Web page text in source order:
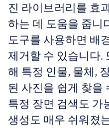
진 라이브러리를 효
하는 데 도움을 줍니
도구를 사용하면 배
제거할 수 있습니다.
해 특정 인물, 물체,
된 사진을 쉽게 찾을
특정 장면 검색도 가
생성도 매우 쉬워졌